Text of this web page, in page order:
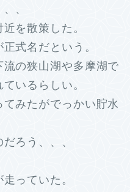
、
を散策した。
式名だという。
の狭山湖や多摩湖で
いるらしい。
みたがでっかい貯水
ろう、、、
っていた。